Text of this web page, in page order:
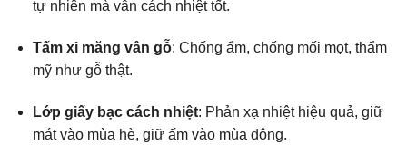
tự nhiên mà vẫn cách nhiệt tốt.
Tấm xi măng vân gỗ: Chống ẩm, chống mối mọt, thẩm
mỹ như gỗ thật.
Lớp giấy bạc cách nhiệt: Phản xạ nhiệt hiệu quả, giữ
mát vào mùa hè, giữ ấm vào mùa đông.